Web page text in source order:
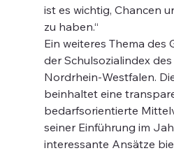
ist es wichtig, Chancen
zu haben.“
Ein weiteres Thema des
der Schulsozialindex
Nordrhein-Westfalen.
beinhaltet eine
bedarfsorientierte
seiner Einführung im
interessante Ansätze